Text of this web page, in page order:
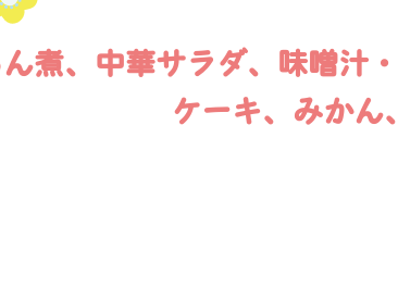
煮、中華サラダ、味噌汁
ケーキ、みかん